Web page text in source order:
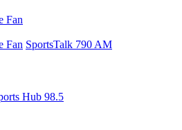
Fan
Fan SportsTalk 790 AM
Hub 98.5